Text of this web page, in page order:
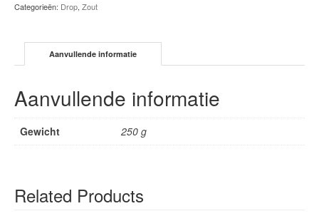
Categorieën: Drop, Zout
Aanvullende informatie
Aanvullende informatie
Gewicht 250 g
Related Products